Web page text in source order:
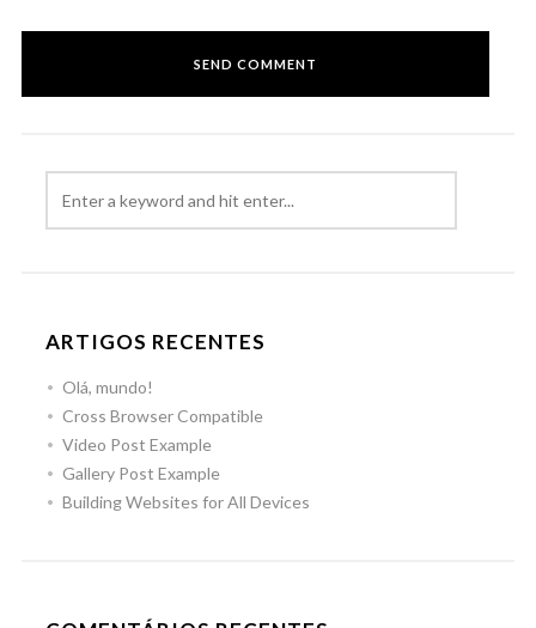
ARTIGOS RECENTES
Olá, mundo!
Cross Browser Compatible
Video Post Example
Gallery Post Example
Building Websites for All Devices